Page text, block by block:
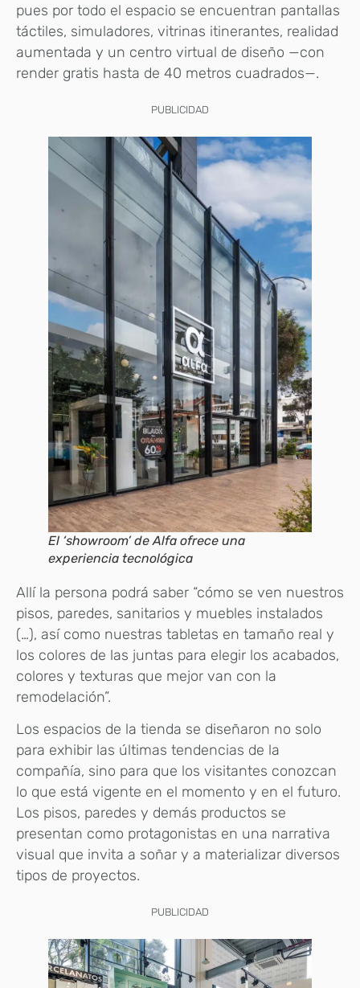
pues por todo el espacio se encuentran pantallas
táctiles, simuladores, vitrinas itinerantes, realidad
aumentada y un centro virtual de diseño —con
render gratis hasta de 40 metros cuadrados—.
PUBLICIDAD
El ‘showroom’ de Alfa ofrece una
experiencia tecnológica
Allí la persona podrá saber “cómo se ven nuestros
pisos, paredes, sanitarios y muebles instalados
(…), así como nuestras tabletas en tamaño real y
los colores de las juntas para elegir los acabados,
colores y texturas que mejor van con la
remodelación”.
Los espacios de la tienda se diseñaron no solo
para exhibir las últimas tendencias de la
compañía, sino para que los visitantes conozcan
lo que está vigente en el momento y en el futuro.
Los pisos, paredes y demás productos se
presentan como protagonistas en una narrativa
visual que invita a soñar y a materializar diversos
tipos de proyectos.
PUBLICIDAD